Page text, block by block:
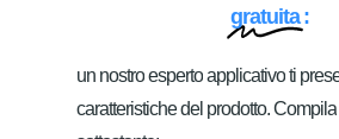
gratuita :
un nostroespertoapplicativoti
caratteristichedel prodotto.Compila